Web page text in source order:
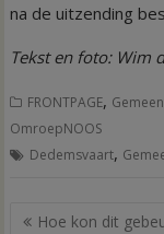
na de uitzending
Tekst en foto: Wim
FRONTPAGE,
OmroepNOOS
Dedemsvaart,
Bericht
Hoe kon dit